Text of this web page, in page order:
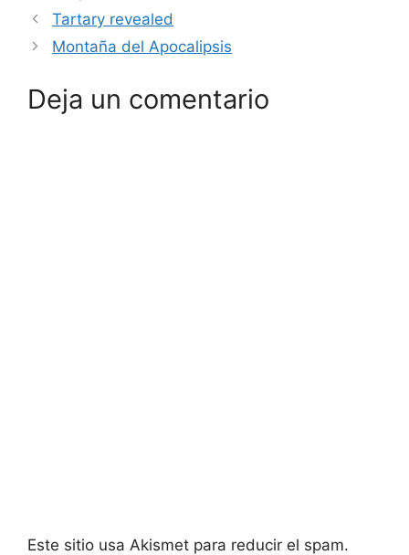
Tartary revealed
Montaña del Apocalipsis
Deja un comentario
Este sitio usa Akismet para reducir el spam.